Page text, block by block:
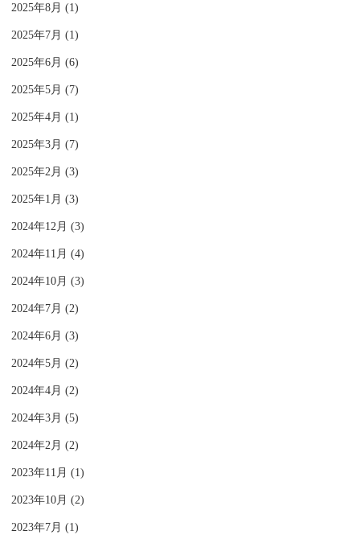
2025年8月 (1)
2025年7月 (1)
2025年6月 (6)
2025年5月 (7)
2025年4月 (1)
2025年3月 (7)
2025年2月 (3)
2025年1月 (3)
2024年12月 (3)
2024年11月 (4)
2024年10月 (3)
2024年7月 (2)
2024年6月 (3)
2024年5月 (2)
2024年4月 (2)
2024年3月 (5)
2024年2月 (2)
2023年11月 (1)
2023年10月 (2)
2023年7月 (1)